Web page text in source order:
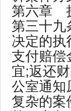
第六章
第三十
决定的执
支付赔偿
宜;返还
公室通知
复杂的案